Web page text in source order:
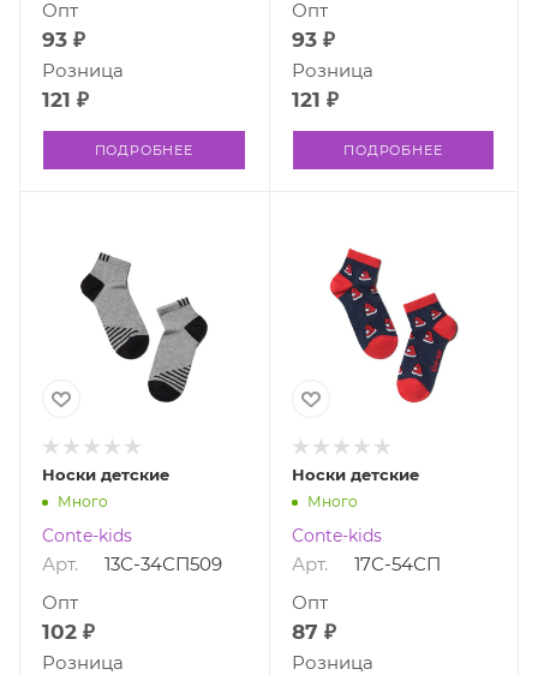
93 ₽
Опт
121 ₽
Розница
ПОДРОБНЕЕ
93 ₽
Опт
121 ₽
Розница
ПОДРОБНЕЕ
Носки детские
Много
Conte-kids
Арт. 13С-34СП509
102 ₽
Опт
Розница
Носки детские
Много
Conte-kids
Арт. 17С-54СП
87 ₽
Опт
Розница